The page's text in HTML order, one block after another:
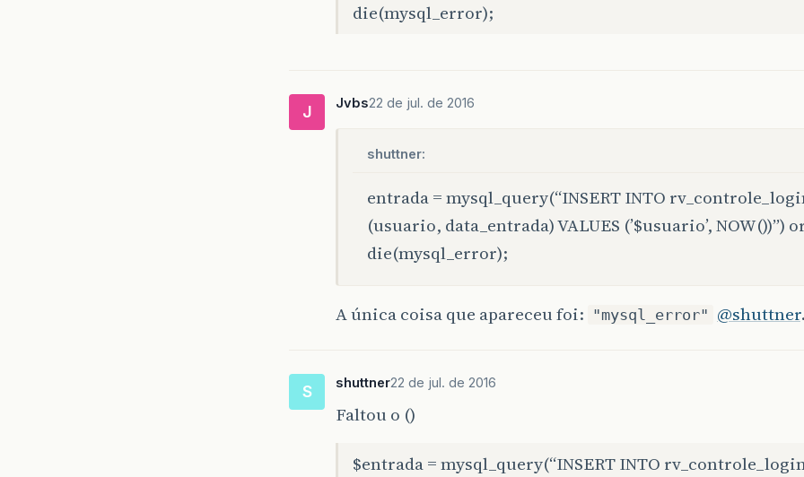
die(mysql_error);
J Jvbs22 de jul. de 2016
shuttner:
entrada = mysql_query(“INSERT INTO
(usuario, data_entrada) VALUES (’$usuario’, NOW())”)
die(mysql_error);
A única coisa que apareceu foi: "mysql_error" @shuttner.
S shuttner22 de jul. de 2016
Faltou o ()
$entrada = mysql_query(“INSERT INTO